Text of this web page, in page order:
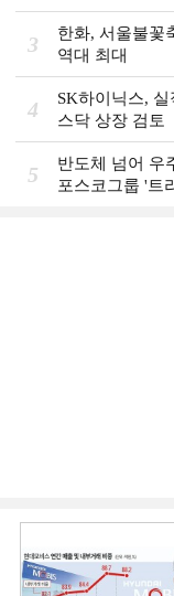
3
한화, 서울불꽃
역대 최대
4
SK하이닉스,
스닥 상장 검토
5
반도체 넘어 우
포스코그룹 '트